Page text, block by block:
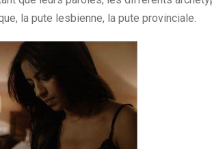
la pute lesbienne, la pute provinciale.